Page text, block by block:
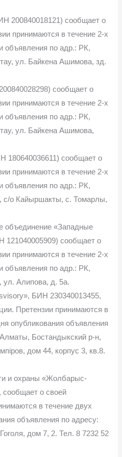
200840018121) сообщает о
принимаются в течение 2-х
объявления по адр.: РК,
ул. Байкена Ашимова, зд.
сообщает о
принимаются в течение 2-х
объявления по адр.: РК,
ул. Байкена Ашимова,
сообщает о
принимаются в течение 2-х
объявления по адр.: РК,
с/о Кайыршакты, с. Томарлы,
объединение «Западные
121040005909) сообщает о
принимаются в течение 2-х
объявления по адр.: РК,
ул. Алипова, д. 5а.
БИН 230340013455,
Претензии принимаются в
опубликования объявления
Бостандыкский р-н,
дом 44, корпус 3, кв.8.
и охраны «Жолбарыс-
сообщает о своей
в течение двух
объявления по адресу:
дом 7, 2. Тел. 8 7232 52